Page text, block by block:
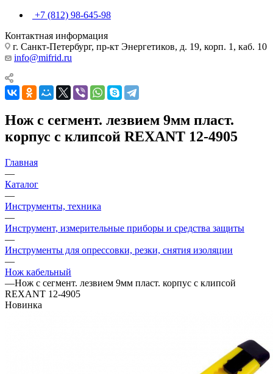
+7 (812) 98-645-98
Контактная информация
г. Санкт-Петербург, пр-кт Энергетиков, д. 19, корп. 1, каб. 10
info@mifrid.ru
Нож с сегмент. лезвием 9мм пласт.
корпус с клипсой REXANT 12-4905
Главная
—
Каталог
—
Инструменты, техника
—
Инструмент, измерительные приборы и средства защиты
—
Инструменты для опрессовки, резки, снятия изоляции
—
Нож кабельный
—Нож с сегмент. лезвием 9мм пласт. корпус с клипсой
REXANT 12-4905
Новинка